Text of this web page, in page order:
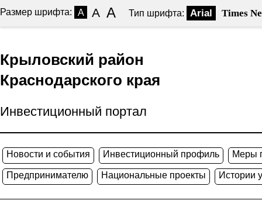
Размер шрифта: A A A Тип шрифта: Arial Times
Крыловский район
Краснодарского края
Инвестиционный портал
Новости и события Инвестиционный профиль Меры
Предпринимателю Национальные проекты Истории